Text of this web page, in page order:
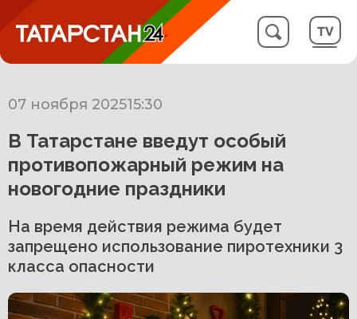
07 ноября 202515:30
В Татарстане введут особый
противопожарный режим на
новогодние праздники
На время действия режима будет
запрещено использование пиротехники 3
класса опасности